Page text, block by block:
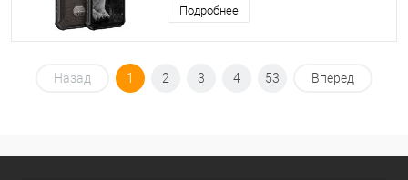
Подробнее
Назад 1 2 3 4 53 Вперед